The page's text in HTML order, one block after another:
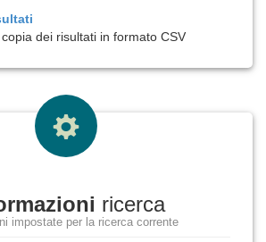
dei risultati in formato CSV
ricerca
impostate per la ricerca corrente